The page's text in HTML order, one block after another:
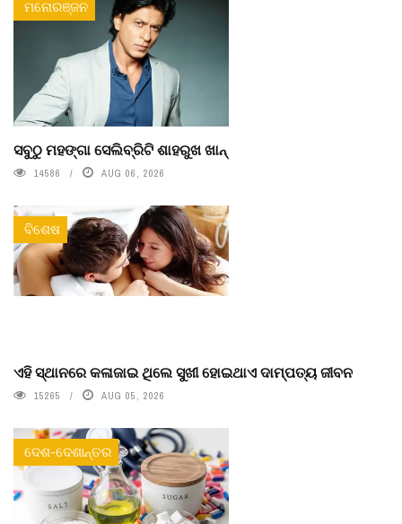
ମନୋରଞ୍ଜନ
ସବୁଠୁ ମହଙ୍ଗା ସେଲିବ୍ରିଟି ଶାହରୁଖ ଖାନ୍
14586 AUG 06, 2026
ବିଶେଷ
ଏହି ସ୍ଥାନରେ କଳାଜାଇ ଥିଲେ ସୁଖୀ ହୋଇଥାଏ ଦାମ୍ପତ୍ୟ ଜୀବନ
15265 AUG 05, 2026
ଦେଶ-ଦେଶାନ୍ତର